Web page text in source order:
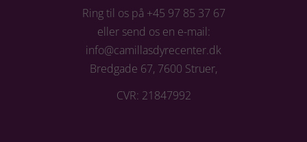
Ring til os på +45 97 85 37 67
eller send os en e-mail:
info@camillasdyrecenter.dk
Bredgade 67, 7600 Struer,
CVR: 21847992